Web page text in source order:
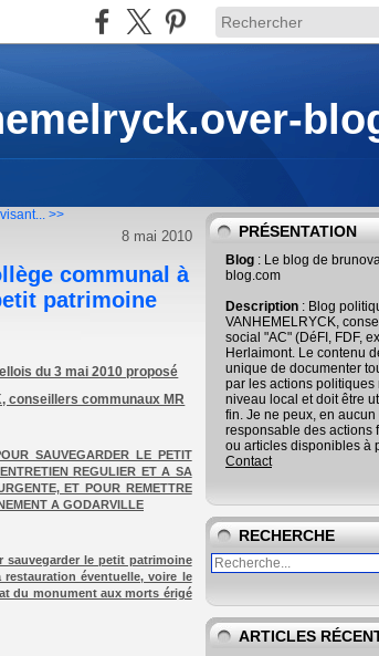
>>
8 mai 2010
communal à
patrimoine
du 3 mai 2010 proposé
conseillers communaux MR
SAUVEGARDER LE PETIT
REGULIER ET A SA
ET POUR REMETTRE
A GODARVILLE
sauvegarder le petit patrimoine
éventuelle, voire le
du monument aux morts érigé
PRÉSENTATION
Blog : Le blog de
blog.com
Description : Blog
VANHEMELRYCK,
social "AC" (DéFI, FDF,
Herlaimont. Le contenu
unique de documenter
par les actions
niveau local et doit être
fin. Je ne peux, en
responsable des actions
ou articles disponibles à
Contact
RECHERCHE
ARTICLES